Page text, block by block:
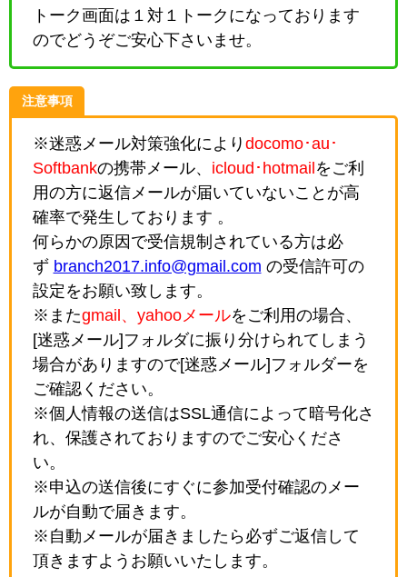
トーク画面は１対１トークになっております
のでどうぞご安心下さいませ。
注意事項
※迷惑メール対策強化により docomo･au･
Softbankの携帯メール、 icloud･hotmail をご利
用の方に返信メールが届いていないことが高
確率で発生しております 。
何らかの原因で受信規制されている方は必
ず branch2017.info@gmail.com の受信許可の
設定をお願い致します。
※またgmail、yahooメールをご利用の場合、
[迷惑メール]フォルダに振り分けられてしまう
場合がありますので[迷惑メール]フォルダーを
ご確認ください。
※個人情報の送信はSSL通信によって暗号化さ
れ、保護されておりますのでご安心くださ
い。
※申込の送信後にすぐに参加受付確認のメー
ルが自動で届きます。
※自動メールが届きましたら必ずご返信して
頂きますようお願いいたします。